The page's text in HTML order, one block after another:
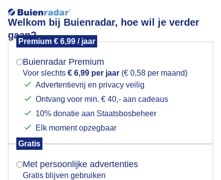
Welkom bij Buienradar, hoe wil je verder
gaan?
Premium € 6,99 / jaar
Buienradar Premium
Voor slechts € 6,99 per jaar (€ 0,58 per maand)
Advertentievrij en privacy veilig
Ontvang voor min. € 40,- aan cadeaus
10% donatie aan Staatsbosbeheer
Elk moment opzegbaar
Gratis
Met persoonlijke advertenties
Gratis blijven gebruiken
Veel blauw
Mogen we je locatie gebruiken voor het
Indien je hier nog geen akkoord op hebt gegeven,
verschijnt er zo een pop-up uit je browser waarin
Is goed, toon de popup